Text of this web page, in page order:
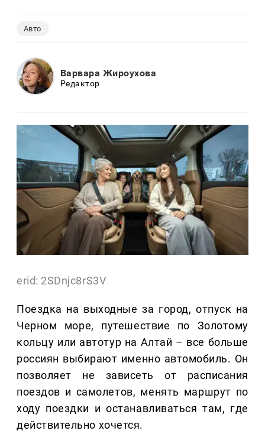
Авто
Варвара Жироухова
Редактор
erid: 2SDnjc8rS3V
Поездка на выходные за город, отпуск на
Черном море, путешествие по Золотому
кольцу или автотур на Алтай – все больше
россиян выбирают именно автомобиль. Он
позволяет не зависеть от расписания
поездов и самолетов, менять маршрут по
ходу поездки и останавливаться там, где
действительно хочется.